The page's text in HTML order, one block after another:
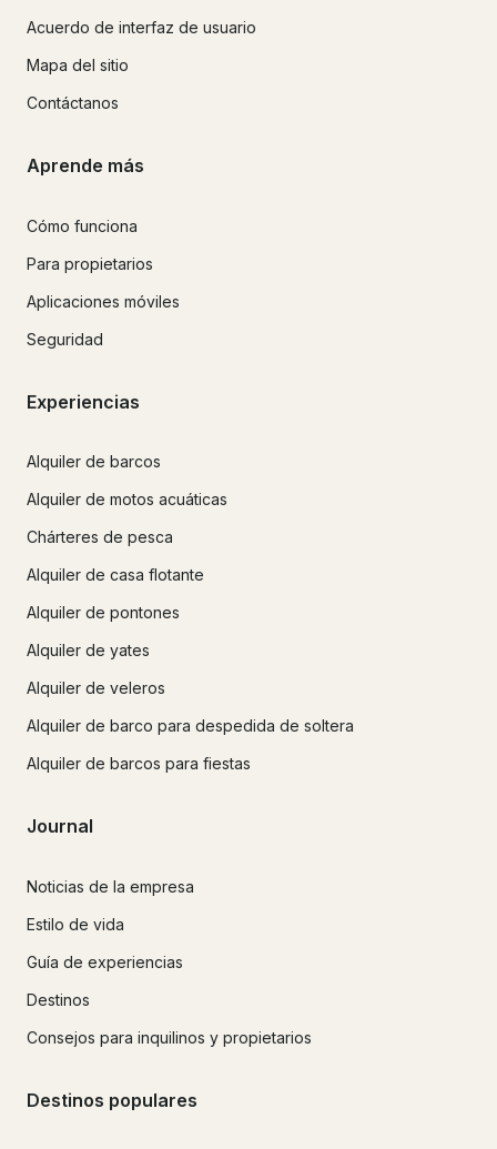
Acuerdo de interfaz de usuario
Mapa del sitio
Contáctanos
Aprende más
Cómo funciona
Para propietarios
Aplicaciones móviles
Seguridad
Experiencias
Alquiler de barcos
Alquiler de motos acuáticas
Chárteres de pesca
Alquiler de casa flotante
Alquiler de pontones
Alquiler de yates
Alquiler de veleros
Alquiler de barco para despedida de soltera
Alquiler de barcos para fiestas
Journal
Noticias de la empresa
Estilo de vida
Guía de experiencias
Destinos
Consejos para inquilinos y propietarios
Destinos populares